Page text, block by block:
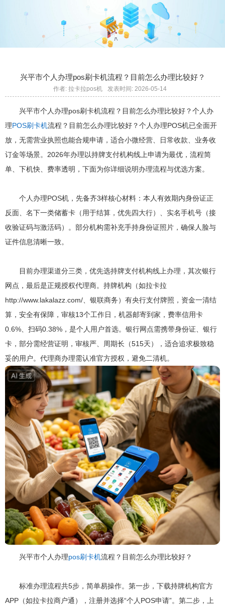
兴平市个人办理pos刷卡机流程？目前怎么办理比较好？
作者: 拉卡拉pos机 发表时间: 2026-05-14
兴平市个人办理pos刷卡机流程？目前怎么办理比较好？个人办
理POS刷卡机流程？目前怎么办理比较好？个人办理POS机已全面开
放，无需营业执照也能合规申请，适合小微经营、日常收款、业务收
订金等场景。2026年办理以持牌支付机构线上申请为最优，流程简
单、下机快、费率透明，下面为你详细说明办理流程与优选方案。
个人办理POS机，先备齐3样核心材料：本人有效期内身份证正
反面、名下一类储蓄卡（用于结算，优先四大行）、实名手机号（接
收验证码与激活码）。部分机构需补充手持身份证照片，确保人脸与
证件信息清晰一致。
目前办理渠道分三类，优先选持牌支付机构线上办理，其次银行
网点，最后是正规授权代理商。持牌机构（如拉卡拉
http://www.lakalazz.com/、银联商务）有央行支付牌照，资金一清结
算，安全有保障，审核13个工作日，机器邮寄到家，费率信用卡
0.6%、扫码0.38%，是个人用户首选。银行网点需携带身份证、银行
卡，部分需经营证明，审核严、周期长（515天），适合追求极致稳
妥的用户。代理商办理需认准官方授权，避免二清机。
兴平市个人办理pos刷卡机流程？目前怎么办理比较好？
标准办理流程共5步，简单易操作。第一步，下载持牌机构官方
APP（如拉卡拉商户通），注册并选择“个人POS申请”。第二步，上